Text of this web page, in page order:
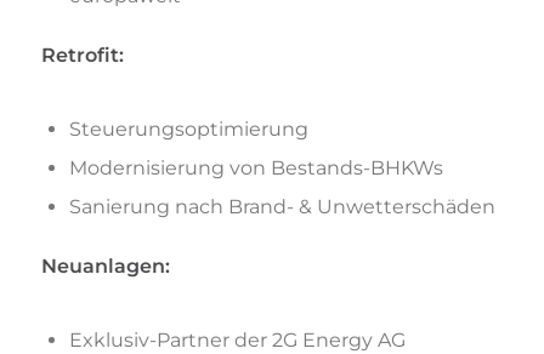
Retrofit:
Steuerungsoptimierung
Modernisierung von Bestands-BHKWs
Sanierung nach Brand- & Unwetterschäden
Neuanlagen:
Exklusiv-Partner der 2G Energy AG